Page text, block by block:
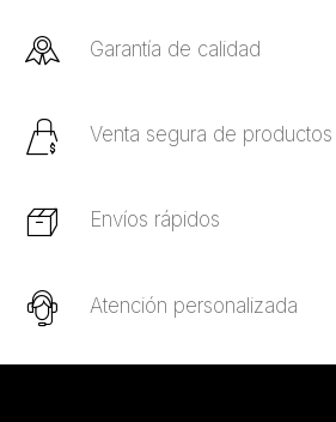
Garantía de calidad
Venta segura de productos
Envíos rápidos
Atención personalizada